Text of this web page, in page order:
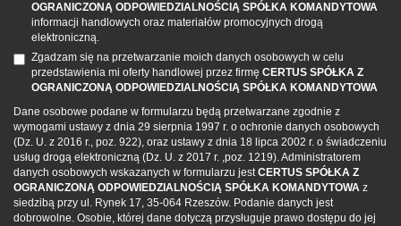
OGRANICZONĄ ODPOWIEDZIALNOŚCIĄ SPÓŁKA KOMANDYTOWA
informacji handlowych oraz materiałów promocyjnych drogą
elektroniczną.
Zgadzam się na przetwarzanie moich danych osobowych w celu
przedstawienia mi oferty handlowej przez firmę CERTUS SPÓŁKA Z
OGRANICZONĄ ODPOWIEDZIALNOŚCIĄ SPÓŁKA KOMANDYTOWA
Dane osobowe podane w formularzu będą przetwarzane zgodnie z
wymogami ustawy z dnia 29 sierpnia 1997 r. o ochronie danych osobowych
(Dz. U. z 2016 r., poz. 922), oraz ustawy z dnia 18 lipca 2002 r. o świadczeniu
usług drogą elektroniczną (Dz. U. z 2017 r. ,poz. 1219). Administratorem
danych osobowych wskazanych w formularzu jestCERTUS SPÓŁKA Z
OGRANICZONĄ ODPOWIEDZIALNOŚCIĄ SPÓŁKA KOMANDYTOWA z
siedzibą przy ul. Rynek 17, 35-064 Rzeszów. Podanie danych jest
dobrowolne. Osobie, której dane dotyczą przysługuje prawo dostępu do jej